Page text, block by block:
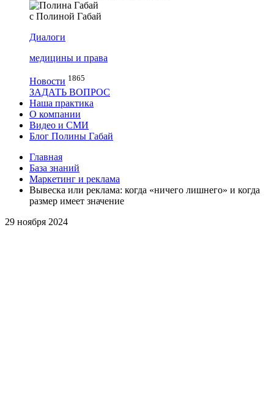
с Полиной Габай
Диалоги
медицины и права
Новости 1865
ЗАДАТЬ ВОПРОС
Наша практика
О компании
Видео и СМИ
Блог Полины Габай
Главная
База знаний
Маркетинг и реклама
Вывеска или реклама: когда «ничего лишнего» и когда
размер имеет значение
29 ноября 2024